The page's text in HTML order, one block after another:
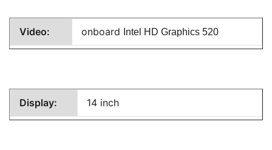
Video: onboard Intel HD Graphics 520
Display: 14 inch